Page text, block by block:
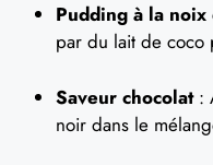
Pudding à la noix
par du lait de coco
Saveur chocolat:
noir dans le